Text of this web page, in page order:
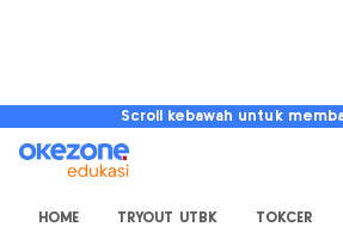
Scroll kebawah untuk
HOME TRYOUT UTBK TOKCER